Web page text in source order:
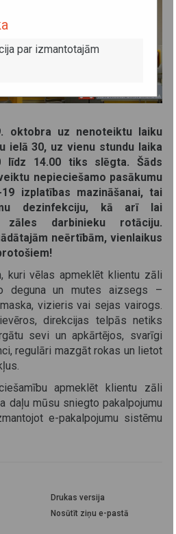
oktobra uz nenoteiktu laiku
ielā 30, uz vienu stundu laika
līdz 14.00 tiks slēgta. Šāds
nepieciešamo pasākumu
izplatības mazināšanai, tai
dezinfekciju, kā arī lai
zāles darbinieku rotāciju.
neērtībām, vienlaikus
kuri vēlas apmeklēt klientu zāli
deguna un mutes aizsegs –
vizieris vai sejas vairogs.
direkcijas telpās netiks
sevi un apkārtējos, svarīgi
regulāri mazgāt rokas un lietot
apmeklēt klientu zāli
daļu mūsu sniegto pakalpojumu
e-pakalpojumu sistēmu
Drukas versija
Nosūtīt ziņu e-pastā
par izmantotajām